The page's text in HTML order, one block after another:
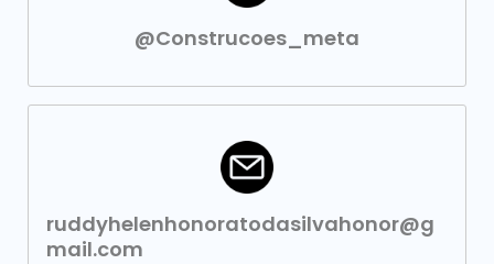
@Construcoes_meta
ruddyhelenhonoratodasilvahonor@g
mail.com